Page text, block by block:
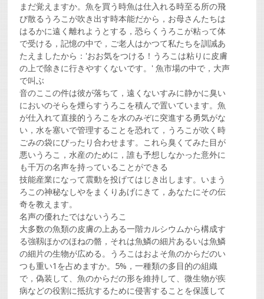
まだ覚えますか。魚を買う時魚は仕入れる時至る所の飛
び散るうろこが吹き出す時本能だから，お母さんたちは
はるかに遠く離れようとする，恐らくうろこが粘って体
で受ける，記憶の中で，ご老人はかつて私たちを訓誡あ
たえましたから：'おお気をつける！うろこは粘りに皮膚
の上で除きに行きやすくないです。' 魚市場の中で，大声
で叫ぶ
音のここの件は彼が落ちて，遠くないすみに静かに臭い
においのそらを煙らすうろこを積んで置いています。魚
が仕入れて直接的うろこを水のみぞに突進する勇気がな
い，水を塞いで管理することを恐れて，うろこが吹く時
ごみの袋にぴったり合わせます。これら臭くてみた目が
悪いうろこ，水産のために，誰も予想しなかった意外に
も千万の名声を持っていることができる
技能産業になって震動を投げてはじき出します。いまう
ろこの神秘なしやをまくりあげにきて，あなたにその伝
奇を教えます。
名声の優れたではないうろこ
大多数の魚類の皮膚の上ある一階カルシウムから構成す
る強靱ほかのほねの骼，それは魚鱗の細片あるいは魚鱗
の細片の生物が広める。うろこはおよそ魚のからだのい
つも重い1を占めますか。5%，一種類の多目的の組織
で，偽装して、魚のからだの形を維持して、微生物が疾
病などの役割に抵抗するために侵害することを保護して